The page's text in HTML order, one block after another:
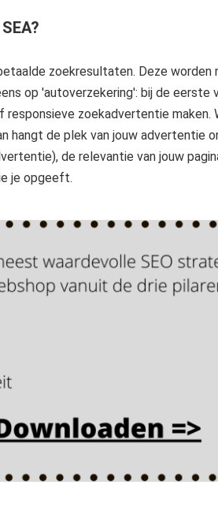
zoekresultaten. Deze worden
op 'autoverzekering': bij de eerste
zoekadvertentie maken.
hangt de plek van jouw advertentie
de relevantie van jouw
je opgeeft.